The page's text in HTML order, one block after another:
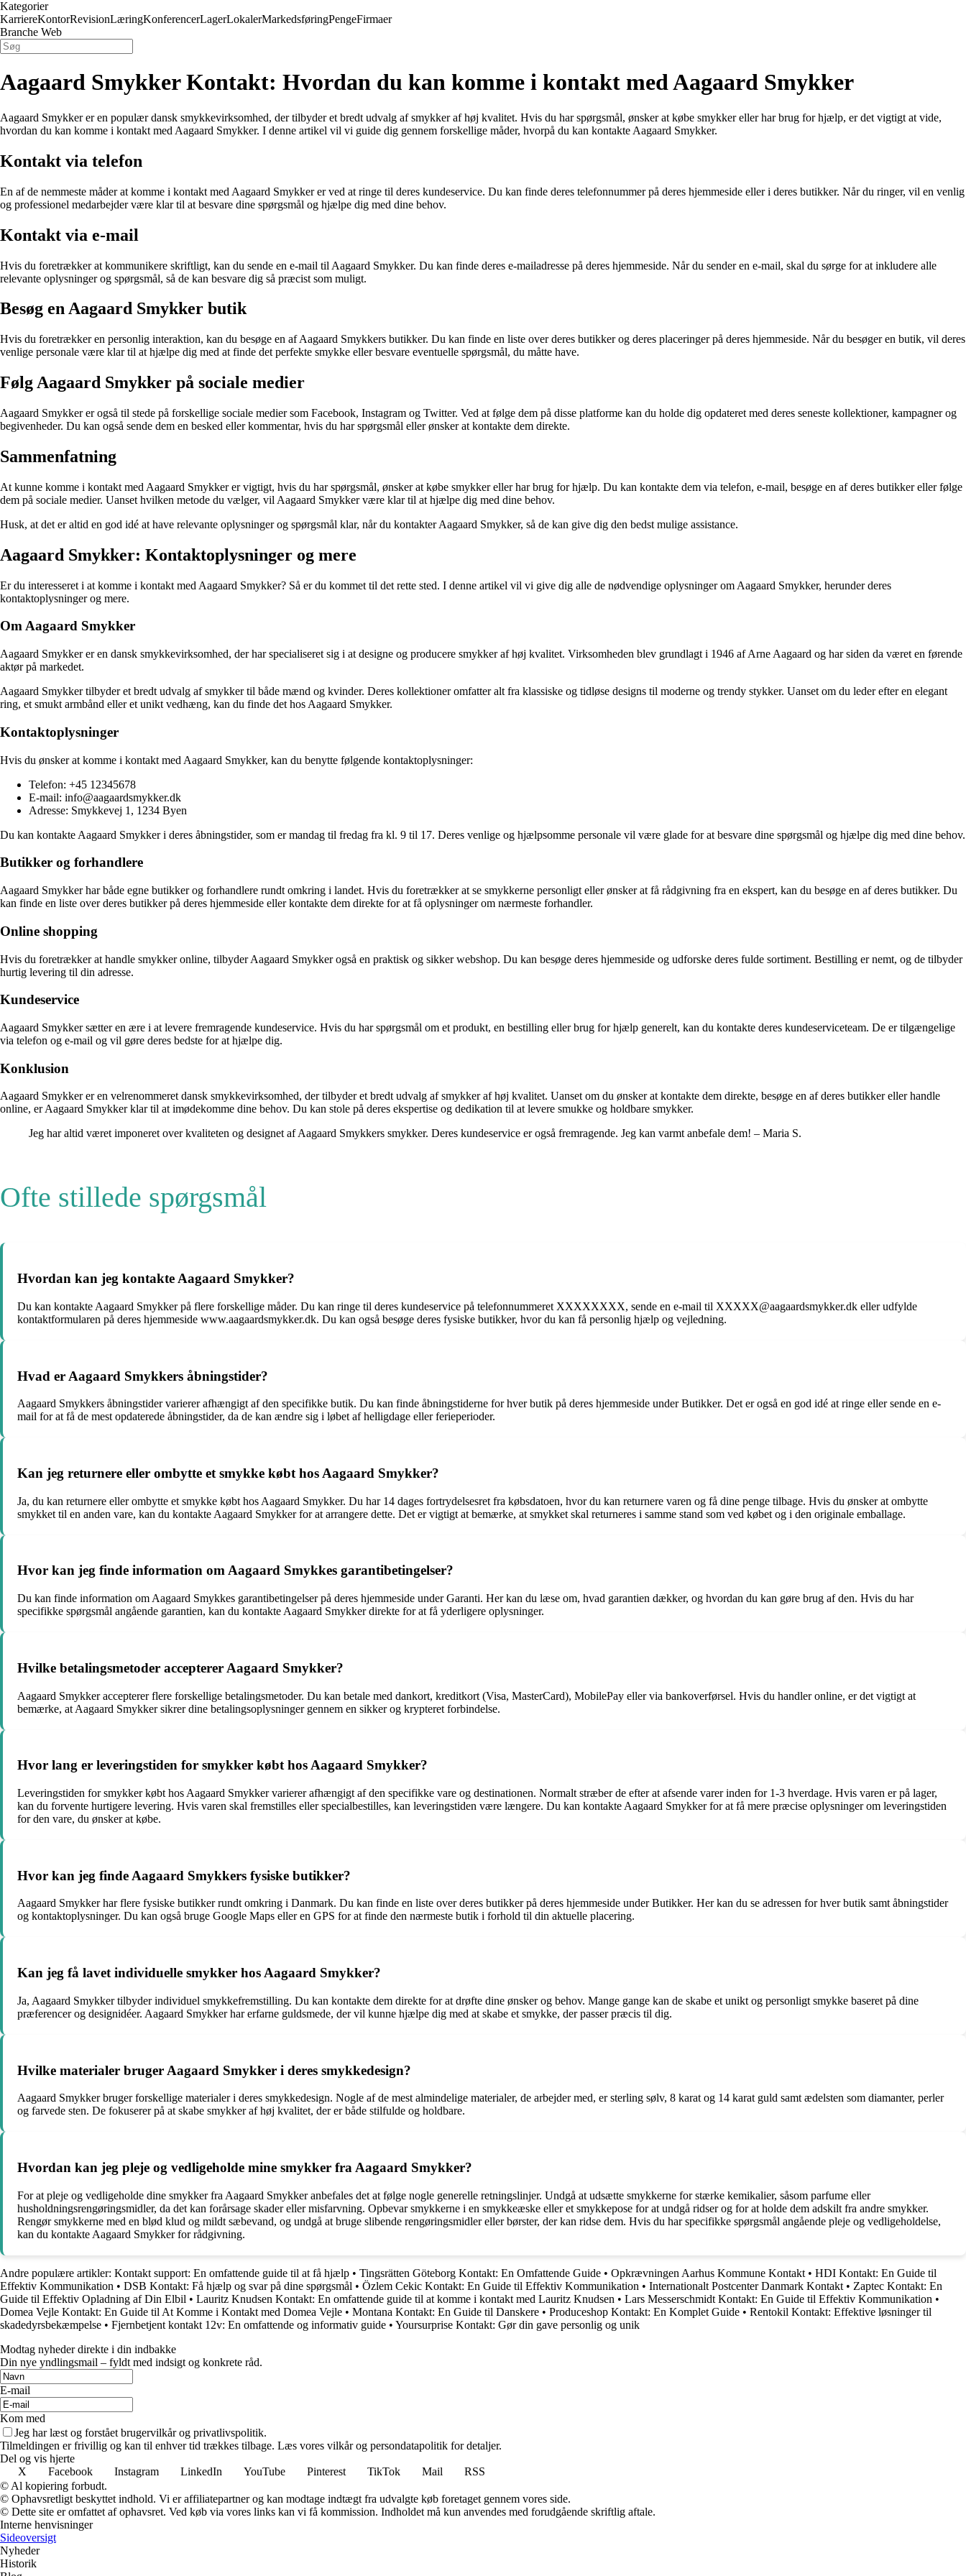
Kategorier
KarriereKontorRevisionLæringKonferencerLagerLokalerMarkedsføringPengeFirmaer
Branche Web
Aagaard Smykker Kontakt: Hvordan du kan komme i kontakt med Aagaard Smykker
Aagaard Smykker er en populær dansk smykkevirksomhed, der tilbyder et bredt udvalg af smykker af høj kvalitet. Hvis du har spørgsmål, ønsker at købe smykker eller har brug for hjælp, er det vigtigt at vide,
hvordan du kan komme i kontakt med Aagaard Smykker. I denne artikel vil vi guide dig gennem forskellige måder, hvorpå du kan kontakte Aagaard Smykker.
Kontakt via telefon
En af de nemmeste måder at komme i kontakt med Aagaard Smykker er ved at ringe til deres kundeservice. Du kan finde deres telefonnummer på deres hjemmeside eller i deres butikker. Når du ringer, vil en venlig
og professionel medarbejder være klar til at besvare dine spørgsmål og hjælpe dig med dine behov.
Kontakt via e-mail
Hvis du foretrækker at kommunikere skriftligt, kan du sende en e-mail til Aagaard Smykker. Du kan finde deres e-mailadresse på deres hjemmeside. Når du sender en e-mail, skal du sørge for at inkludere alle
relevante oplysninger og spørgsmål, så de kan besvare dig så præcist som muligt.
Besøg en Aagaard Smykker butik
Hvis du foretrækker en personlig interaktion, kan du besøge en af Aagaard Smykkers butikker. Du kan finde en liste over deres butikker og deres placeringer på deres hjemmeside. Når du besøger en butik, vil deres
venlige personale være klar til at hjælpe dig med at finde det perfekte smykke eller besvare eventuelle spørgsmål, du måtte have.
Følg Aagaard Smykker på sociale medier
Aagaard Smykker er også til stede på forskellige sociale medier som Facebook, Instagram og Twitter. Ved at følge dem på disse platforme kan du holde dig opdateret med deres seneste kollektioner, kampagner og
begivenheder. Du kan også sende dem en besked eller kommentar, hvis du har spørgsmål eller ønsker at kontakte dem direkte.
Sammenfatning
At kunne komme i kontakt med Aagaard Smykker er vigtigt, hvis du har spørgsmål, ønsker at købe smykker eller har brug for hjælp. Du kan kontakte dem via telefon, e-mail, besøge en af deres butikker eller følge
dem på sociale medier. Uanset hvilken metode du vælger, vil Aagaard Smykker være klar til at hjælpe dig med dine behov.
Husk, at det er altid en god idé at have relevante oplysninger og spørgsmål klar, når du kontakter Aagaard Smykker, så de kan give dig den bedst mulige assistance.
Aagaard Smykker: Kontaktoplysninger og mere
Er du interesseret i at komme i kontakt med Aagaard Smykker? Så er du kommet til det rette sted. I denne artikel vil vi give dig alle de nødvendige oplysninger om Aagaard Smykker, herunder deres
kontaktoplysninger og mere.
Om Aagaard Smykker
Aagaard Smykker er en dansk smykkevirksomhed, der har specialiseret sig i at designe og producere smykker af høj kvalitet. Virksomheden blev grundlagt i 1946 af Arne Aagaard og har siden da været en førende
aktør på markedet.
Aagaard Smykker tilbyder et bredt udvalg af smykker til både mænd og kvinder. Deres kollektioner omfatter alt fra klassiske og tidløse designs til moderne og trendy stykker. Uanset om du leder efter en elegant
ring, et smukt armbånd eller et unikt vedhæng, kan du finde det hos Aagaard Smykker.
Kontaktoplysninger
Hvis du ønsker at komme i kontakt med Aagaard Smykker, kan du benytte følgende kontaktoplysninger:
Telefon: +45 12345678
E-mail: info@aagaardsmykker.dk
Adresse: Smykkevej 1, 1234 Byen
Du kan kontakte Aagaard Smykker i deres åbningstider, som er mandag til fredag ​​fra kl. 9 til 17. Deres venlige og hjælpsomme personale vil være glade for at besvare dine spørgsmål og hjælpe dig med dine behov.
Butikker og forhandlere
Aagaard Smykker har både egne butikker og forhandlere rundt omkring i landet. Hvis du foretrækker at se smykkerne personligt eller ønsker at få rådgivning fra en ekspert, kan du besøge en af deres butikker. Du
kan finde en liste over deres butikker på deres hjemmeside eller kontakte dem direkte for at få oplysninger om nærmeste forhandler.
Online shopping
Hvis du foretrækker at handle smykker online, tilbyder Aagaard Smykker også en praktisk og sikker webshop. Du kan besøge deres hjemmeside og udforske deres fulde sortiment. Bestilling er nemt, og de tilbyder
hurtig levering til din adresse.
Kundeservice
Aagaard Smykker sætter en ære i at levere fremragende kundeservice. Hvis du har spørgsmål om et produkt, en bestilling eller brug for hjælp generelt, kan du kontakte deres kundeserviceteam. De er tilgængelige
via telefon og e-mail og vil gøre deres bedste for at hjælpe dig.
Konklusion
Aagaard Smykker er en velrenommeret dansk smykkevirksomhed, der tilbyder et bredt udvalg af smykker af høj kvalitet. Uanset om du ønsker at kontakte dem direkte, besøge en af deres butikker eller handle
online, er Aagaard Smykker klar til at imødekomme dine behov. Du kan stole på deres ekspertise og dedikation til at levere smukke og holdbare smykker.
Jeg har altid været imponeret over kvaliteten og designet af Aagaard Smykkers smykker. Deres kundeservice er også fremragende. Jeg kan varmt anbefale dem! – Maria S.
Ofte stillede spørgsmål
Hvordan kan jeg kontakte Aagaard Smykker?
Du kan kontakte Aagaard Smykker på flere forskellige måder. Du kan ringe til deres kundeservice på telefonnummeret XXXXXXXX, sende en e-mail til XXXXX@aagaardsmykker.dk eller udfylde
kontaktformularen på deres hjemmeside www.aagaardsmykker.dk. Du kan også besøge deres fysiske butikker, hvor du kan få personlig hjælp og vejledning.
Hvad er Aagaard Smykkers åbningstider?
Aagaard Smykkers åbningstider varierer afhængigt af den specifikke butik. Du kan finde åbningstiderne for hver butik på deres hjemmeside under Butikker. Det er også en god idé at ringe eller sende en e-
mail for at få de mest opdaterede åbningstider, da de kan ændre sig i løbet af helligdage eller ferieperioder.
Kan jeg returnere eller ombytte et smykke købt hos Aagaard Smykker?
Ja, du kan returnere eller ombytte et smykke købt hos Aagaard Smykker. Du har 14 dages fortrydelsesret fra købsdatoen, hvor du kan returnere varen og få dine penge tilbage. Hvis du ønsker at ombytte
smykket til en anden vare, kan du kontakte Aagaard Smykker for at arrangere dette. Det er vigtigt at bemærke, at smykket skal returneres i samme stand som ved købet og i den originale emballage.
Hvor kan jeg finde information om Aagaard Smykkes garantibetingelser?
Du kan finde information om Aagaard Smykkes garantibetingelser på deres hjemmeside under Garanti. Her kan du læse om, hvad garantien dækker, og hvordan du kan gøre brug af den. Hvis du har
specifikke spørgsmål angående garantien, kan du kontakte Aagaard Smykker direkte for at få yderligere oplysninger.
Hvilke betalingsmetoder accepterer Aagaard Smykker?
Aagaard Smykker accepterer flere forskellige betalingsmetoder. Du kan betale med dankort, kreditkort (Visa, MasterCard), MobilePay eller via bankoverførsel. Hvis du handler online, er det vigtigt at
bemærke, at Aagaard Smykker sikrer dine betalingsoplysninger gennem en sikker og krypteret forbindelse.
Hvor lang er leveringstiden for smykker købt hos Aagaard Smykker?
Leveringstiden for smykker købt hos Aagaard Smykker varierer afhængigt af den specifikke vare og destinationen. Normalt stræber de efter at afsende varer inden for 1-3 hverdage. Hvis varen er på lager,
kan du forvente hurtigere levering. Hvis varen skal fremstilles eller specialbestilles, kan leveringstiden være længere. Du kan kontakte Aagaard Smykker for at få mere præcise oplysninger om leveringstiden
for den vare, du ønsker at købe.
Hvor kan jeg finde Aagaard Smykkers fysiske butikker?
Aagaard Smykker har flere fysiske butikker rundt omkring i Danmark. Du kan finde en liste over deres butikker på deres hjemmeside under Butikker. Her kan du se adressen for hver butik samt åbningstider
og kontaktoplysninger. Du kan også bruge Google Maps eller en GPS for at finde den nærmeste butik i forhold til din aktuelle placering.
Kan jeg få lavet individuelle smykker hos Aagaard Smykker?
Ja, Aagaard Smykker tilbyder individuel smykkefremstilling. Du kan kontakte dem direkte for at drøfte dine ønsker og behov. Mange gange kan de skabe et unikt og personligt smykke baseret på dine
præferencer og designidéer. Aagaard Smykker har erfarne guldsmede, der vil kunne hjælpe dig med at skabe et smykke, der passer præcis til dig.
Hvilke materialer bruger Aagaard Smykker i deres smykkedesign?
Aagaard Smykker bruger forskellige materialer i deres smykkedesign. Nogle af de mest almindelige materialer, de arbejder med, er sterling sølv, 8 karat og 14 karat guld samt ædelsten som diamanter, perler
og farvede sten. De fokuserer på at skabe smykker af høj kvalitet, der er både stilfulde og holdbare.
Hvordan kan jeg pleje og vedligeholde mine smykker fra Aagaard Smykker?
For at pleje og vedligeholde dine smykker fra Aagaard Smykker anbefales det at følge nogle generelle retningslinjer. Undgå at udsætte smykkerne for stærke kemikalier, såsom parfume eller
husholdningsrengøringsmidler, da det kan forårsage skader eller misfarvning. Opbevar smykkerne i en smykkeæske eller et smykkepose for at undgå ridser og for at holde dem adskilt fra andre smykker.
Rengør smykkerne med en blød klud og mildt sæbevand, og undgå at bruge slibende rengøringsmidler eller børster, der kan ridse dem. Hvis du har specifikke spørgsmål angående pleje og vedligeholdelse,
kan du kontakte Aagaard Smykker for rådgivning.
Andre populære artikler: Kontakt support: En omfattende guide til at få hjælp • Tingsrätten Göteborg Kontakt: En Omfattende Guide • Opkrævningen Aarhus Kommune Kontakt • HDI Kontakt: En Guide til
Effektiv Kommunikation • DSB Kontakt: Få hjælp og svar på dine spørgsmål • Özlem Cekic Kontakt: En Guide til Effektiv Kommunikation • Internationalt Postcenter Danmark Kontakt • Zaptec Kontakt: En
Guide til Effektiv Opladning af Din Elbil • Lauritz Knudsen Kontakt: En omfattende guide til at komme i kontakt med Lauritz Knudsen • Lars Messerschmidt Kontakt: En Guide til Effektiv Kommunikation •
Domea Vejle Kontakt: En Guide til At Komme i Kontakt med Domea Vejle • Montana Kontakt: En Guide til Danskere • Produceshop Kontakt: En Komplet Guide • Rentokil Kontakt: Effektive løsninger til
skadedyrsbekæmpelse • Fjernbetjent kontakt 12v: En omfattende og informativ guide • Yoursurprise Kontakt: Gør din gave personlig og unik
Modtag nyheder direkte i din indbakke
Din nye yndlingsmail – fyldt med indsigt og konkrete råd.
E-mail
Kom med
Jeg har læst og forstået brugervilkår og privatlivspolitik.
Tilmeldingen er frivillig og kan til enhver tid trækkes tilbage. Læs vores vilkår og persondatapolitik for detaljer.
Del og vis hjerte
X
Facebook Instagram LinkedIn YouTube Pinterest TikTok Mail
RSS
© Al kopiering forbudt.
© Ophavsretligt beskyttet indhold. Vi er affiliatepartner og kan modtage indtægt fra udvalgte køb foretaget gennem vores side.
© Dette site er omfattet af ophavsret. Ved køb via vores links kan vi få kommission. Indholdet må kun anvendes med forudgående skriftlig aftale.
Interne henvisninger
Sideoversigt
Nyheder
Historik